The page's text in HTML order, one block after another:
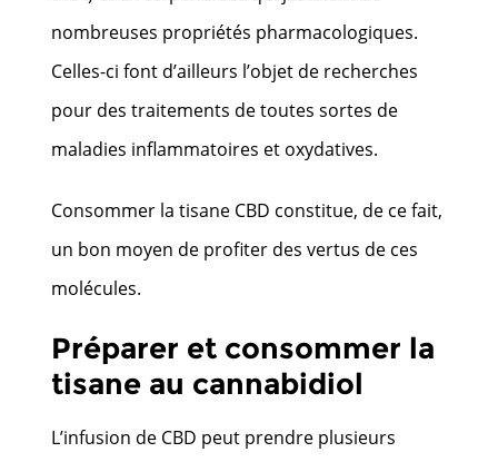
nombreuses propriétés pharmacologiques.
Celles-ci font d’ailleurs l’objet de recherches
pour des traitements de toutes sortes de
maladies inflammatoires et oxydatives.
Consommer la tisane CBD constitue, de ce fait,
un bon moyen de profiter des vertus de ces
molécules.
Préparer et consommer la
tisane au cannabidiol
L’infusion de CBD peut prendre plusieurs